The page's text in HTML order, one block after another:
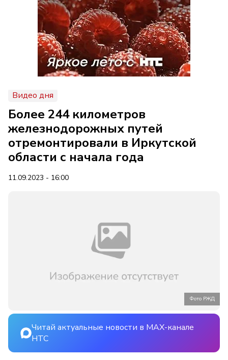
Видео дня
Более 244 километров
железнодорожных путей
отремонтировали в Иркутской
области с начала года
11.09.2023 - 16:00
Фото РЖД
Читай актуальные новости в MAX-канале
НТС